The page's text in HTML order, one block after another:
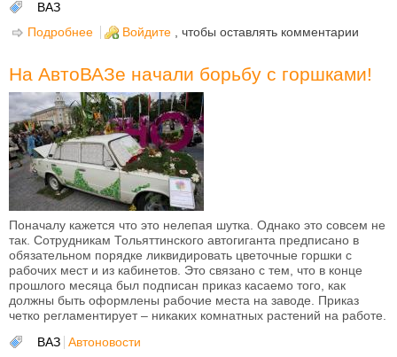
ВАЗ
Подробнее о Какие КПП бывают на ВАЗ классику
Войдите , чтобы оставлять комментарии
На АвтоВАЗе начали борьбу с горшками!
Поначалу кажется что это нелепая шутка. Однако это совсем не
так. Сотрудникам Тольяттинского автогиганта предписано в
обязательном порядке ликвидировать цветочные горшки с
рабочих мест и из кабинетов. Это связано с тем, что в конце
прошлого месяца был подписан приказ касаемо того, как
должны быть оформлены рабочие места на заводе. Приказ
четко регламентирует – никаких комнатных растений на работе.
ВАЗ
Автоновости